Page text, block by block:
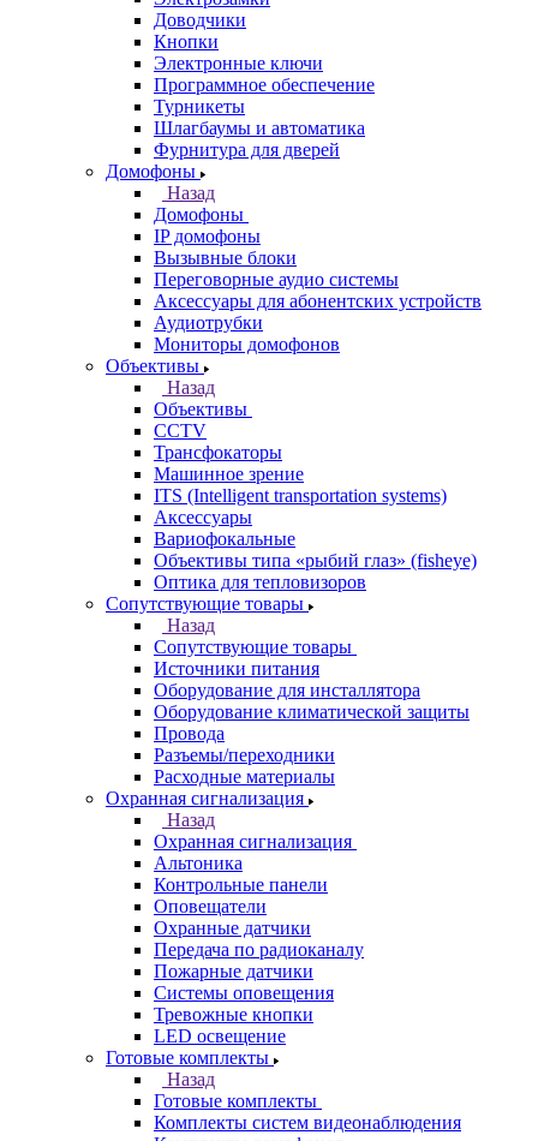
Доводчики
Кнопки
Электронные ключи
Программное обеспечение
Турникеты
Шлагбаумы и автоматика
Фурнитура для дверей
Домофоны
Назад
Домофоны
IP домофоны
Вызывные блоки
Переговорные аудио системы
Аксессуары для абонентских устройств
Аудиотрубки
Мониторы домофонов
Объективы
Назад
Объективы
CCTV
Трансфокаторы
Машинное зрение
ITS (Intelligent transportation systems)
Аксессуары
Вариофокальные
Объективы типа «рыбий глаз» (fisheye)
Оптика для тепловизоров
Сопутствующие товары
Назад
Сопутствующие товары
Источники питания
Оборудование для инсталлятора
Оборудование климатической защиты
Провода
Разъемы/переходники
Расходные материалы
Охранная сигнализация
Назад
Охранная сигнализация
Альтоника
Контрольные панели
Оповещатели
Охранные датчики
Передача по радиоканалу
Пожарные датчики
Системы оповещения
Тревожные кнопки
LED освещение
Готовые комплекты
Назад
Готовые комплекты
Комплекты систем видеонаблюдения